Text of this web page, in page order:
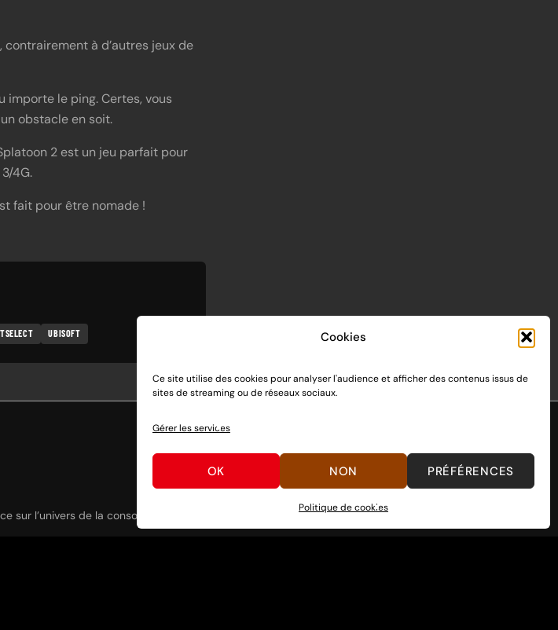
Cookies
Ce site utilise des cookies pour analyser l'audience et afficher des contenus issus de
sites de streaming ou de réseaux sociaux.
Gérer les services
OK NON PRÉFÉRENCES
Politique de cookies
à d’autres jeux de
le ping. Certes, vous
obstacle en soit.
2 est un jeu parfait pour
4G.
fait pour être nomade !
UBISOFT
sur l’univers de la console hybride Nintendo Switch 1 et 2, sortie le 3 mars 2017.